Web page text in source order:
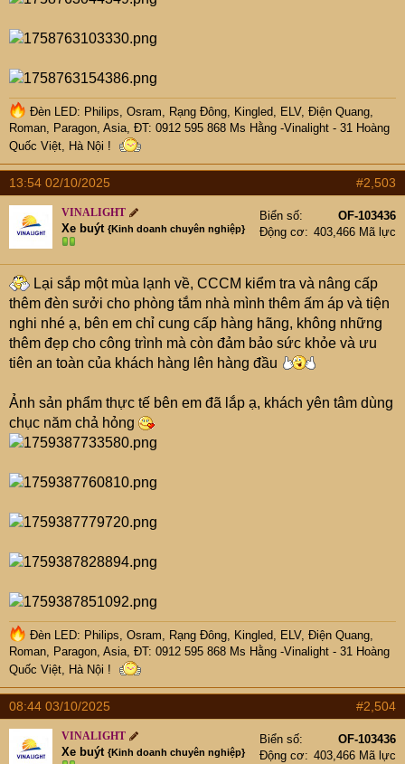
Đèn LED: Philips, Osram, Rạng Đông, Kingled, ELV, Điện Quang,
Roman, Paragon, Asia, ĐT: 0912 595 868 Ms Hằng -Vinalight - 31 Hoàng
Quốc Việt, Hà Nội !
13:54 02/10/2025 #2,503
VINALIGHT
Xe buýt {Kinh doanh chuyên nghiệp}
Biển số
OF-103436
Động cơ
403,466 Mã lực
Lại sắp một mùa lạnh về, CCCM kiểm tra và nâng cấp
thêm đèn sưởi cho phòng tắm nhà mình thêm ấm áp và tiện
nghi nhé ạ, bên em chỉ cung cấp hàng hãng, không những
thêm đẹp cho công trình mà còn đảm bảo sức khỏe và ưu
tiên an toàn của khách hàng lên hàng đầu
Ảnh sản phẩm thực tế bên em đã lắp ạ, khách yên tâm dùng
chục năm chả hỏng
Đèn LED: Philips, Osram, Rạng Đông, Kingled, ELV, Điện Quang,
Roman, Paragon, Asia, ĐT: 0912 595 868 Ms Hằng -Vinalight - 31 Hoàng
Quốc Việt, Hà Nội !
08:44 03/10/2025 #2,504
VINALIGHT
Xe buýt {Kinh doanh chuyên nghiệp}
Biển số
OF-103436
Động cơ
403,466 Mã lực